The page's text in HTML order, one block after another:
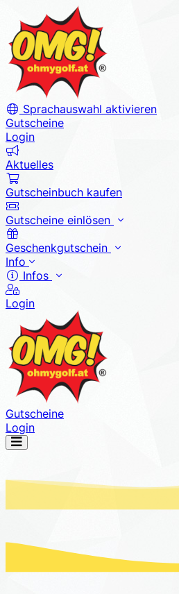
Sprachauswahl aktivieren
Gutscheine
Login
Aktuelles
Gutscheinbuch kaufen
Gutscheine einlösen
Geschenkgutschein
Info
Infos
Login
Gutscheine
Login
Navigation
öffnen